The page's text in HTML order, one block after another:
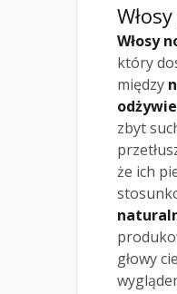
Włosy
który
między
zbyt
że ich
głowy